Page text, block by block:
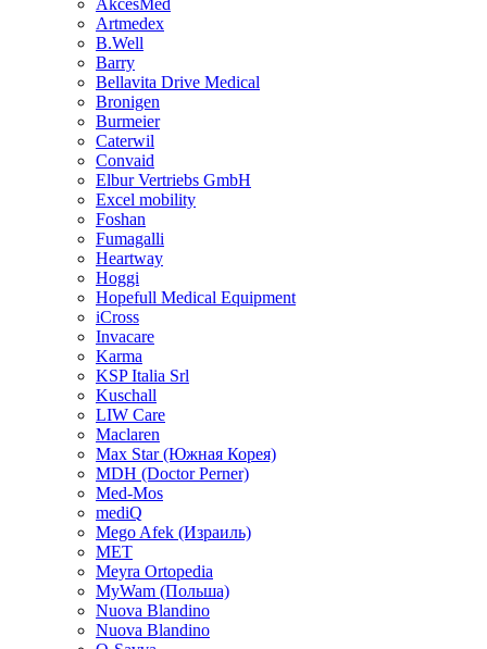
AkcesMed
Artmedex
B.Well
Barry
Bellavita Drive Medical
Bronigen
Burmeier
Caterwil
Convaid
Elbur Vertriebs GmbH
Excel mobility
Foshan
Fumagalli
Heartway
Hoggi
Hopefull Medical Equipment
iCross
Invacare
Karma
KSP Italia Srl
Kuschall
LIW Care
Maclaren
Max Star (Южная Корея)
MDH (Doctor Perner)
Med-Mos
mediQ
Mego Afek (Израиль)
MET
Meyra Ortopedia
MyWam (Польша)
Nuova Blandino
Nuova Blandino